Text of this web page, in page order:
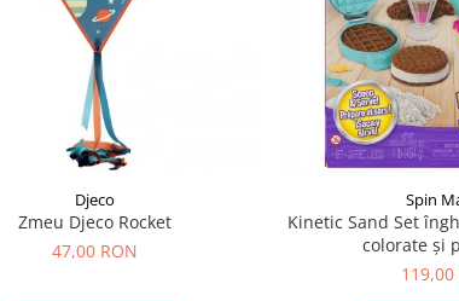
Djeco
Zmeu Djeco Rocket
47,00 RON
Spin
Kinetic Sand Set
colorate și
119,00